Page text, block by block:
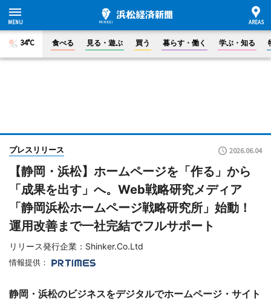
34°C 食べる 見る・遊ぶ 買う 暮らす・働く 学ぶ・知る
プレスリリース 2026.06.04
【静岡・浜松】ホームページを「作る」から
「成果を出す」へ。Web戦略研究メディア
「静岡浜松ホームページ戦略研究所」始動！
運用改善まで一社完結でフルサポート
リリース発行企業：Shinker.Co.Ltd
情報提供：
静岡・浜松のビジネスをデジタルでホームページ・サイト